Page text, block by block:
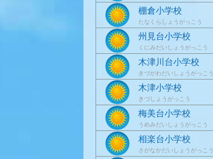
棚倉小学校
たなくらしょうがっこう
州見台小学校
くにみだいしょうがっこう
木津川台小学校
きづがわだいしょうがっこう
木津小学校
きづしょうがっこう
梅美台小学校
うめみだいしょうがっこう
相楽台小学校
さがなかだいしょうがっこう